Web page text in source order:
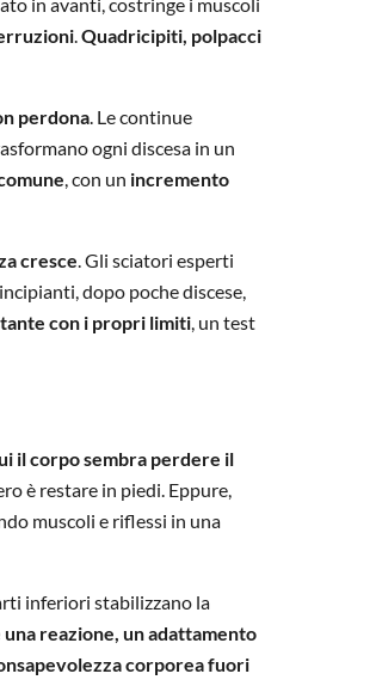
.Quadricipiti, polpacci
perdona. Le continue
ogni discesa in un
, con un incremento
cresce. Gli sciatori esperti
dopo poche discese,
con i propri limiti, un test
il corpo sembra perdere il
è restare in piedi. Eppure,
muscoli e riflessi in una
inferiori stabilizzano la
reazione, un adattamento
corporea fuori